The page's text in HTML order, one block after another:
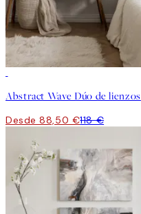
Abstract Wave Dúo de lienzos
Desde 88,50 €118 €